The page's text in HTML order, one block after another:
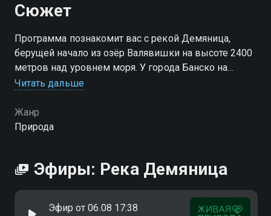
Сюжет
Программа познакомит вас с рекой Демяница,
берущей начало из озёр Валявишки на высоте 2400
метров над уровнем моря. У города Банско на
высоте 1063 метра она сливается с рекой
составляет около 14 километров
качестве на Смотрёшке
Читать дальше
Жанр
Природа
Эфиры: Река Демяница
Эфир от 06.08 17:38